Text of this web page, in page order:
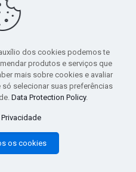
dos cookies podemos te
produtos e serviços que
mais sobre cookies e avaliar
selecionar suas preferências
Data Protection Policy.
os cookies
't_12345', 'currency': 'USD', 'value':
phone_number:
country: 'usa', }, }, items: [{
item_category: 'bar', item_brand :